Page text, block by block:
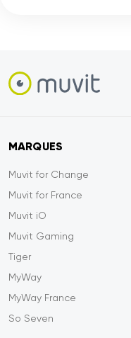
MARQUES
Muvit for Change
Muvit for France
Muvit iO
Muvit Gaming
Tiger
MyWay
MyWay France
So Seven